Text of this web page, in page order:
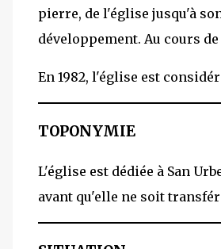
pierre, de l'église jusqu'à
développement. Au cours
En 1982, l'église est
TOPONYMIE
L'église est dédiée à San
avant qu'elle ne soit